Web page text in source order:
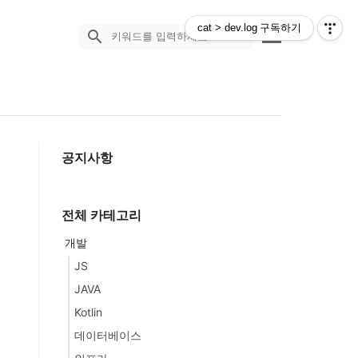
search
공지사항
전체 카테고리
개발
JS
JAVA
Kotlin
데이터베이스
cat > dev.log 구독하기